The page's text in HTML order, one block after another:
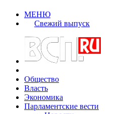
МЕНЮ
Свежий выпуск
Общество
Власть
Экономика
Парламентские вести